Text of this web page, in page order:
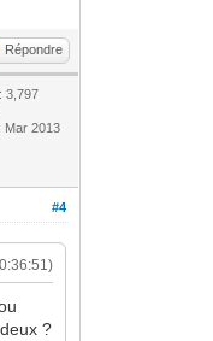
Répondre
3,797
Mar 2013
#4
?